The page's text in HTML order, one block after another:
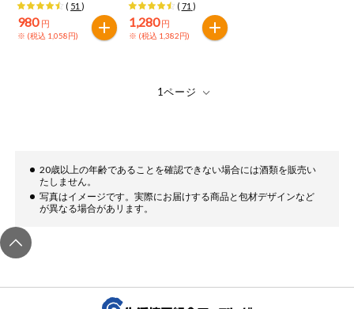
アプリのダウンロード
コスメ＆ボデ
ィケア
ペット
先着限定企画
( 51 )
980 円
※ (税込 1,058円)
( 71 )
1,280 円
※ (税込 1,382円)
20歳以上の年齢であることを確認できない場合には酒類を販売い
たしません。
写真はイメージです。実際にお届けする商品と包材デザインなど
が異なる場合があリます。